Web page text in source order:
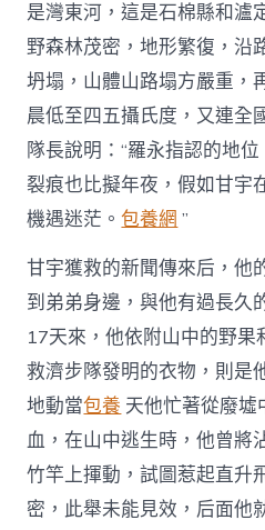
是灣東河，這是石棉縣和瀘
野森林茂密，地形繁復，沿
坍塌，山體山路塌方嚴重，
晨低至四五攝氏度，又連全
隊長說明：“羅永指認的地
裂痕也比擬年夜，假如甘宇
機遇迷茫。包養網 ”
甘宇獲救的新聞傳來后，他
到弟弟身邊，與他有過長久
17天來，他依附山中的野
救濟步隊發明的衣物，則
地動當包養 天他忙著從廢墟
血，在山中逃生時，他曾將
竹竿上揮動，試圖惹起直升
密，此舉未能見效，后面他